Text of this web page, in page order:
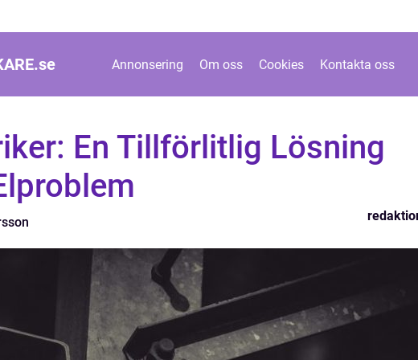
se Annonsering Om oss Cookies Kontakta oss
En Tillförlitlig Lösning